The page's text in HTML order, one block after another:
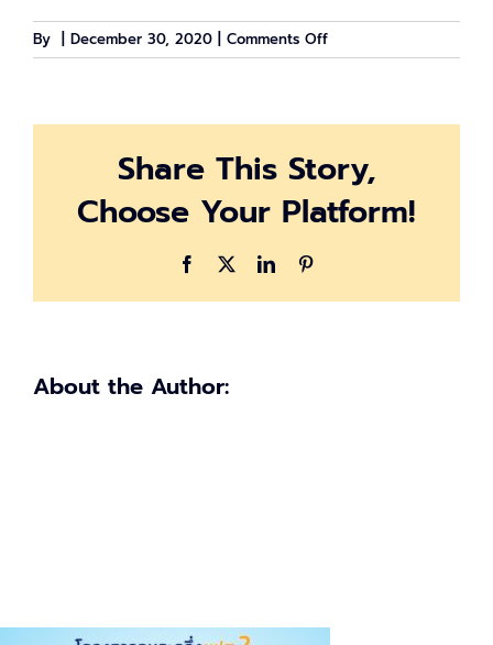
By December 30, 2020 Comments Offon
คนละ
รอบ
2
เตรียม
ทะเบียน
Share This Story,
Choose Your Platform!
Facebook LinkedIn
About the Author: